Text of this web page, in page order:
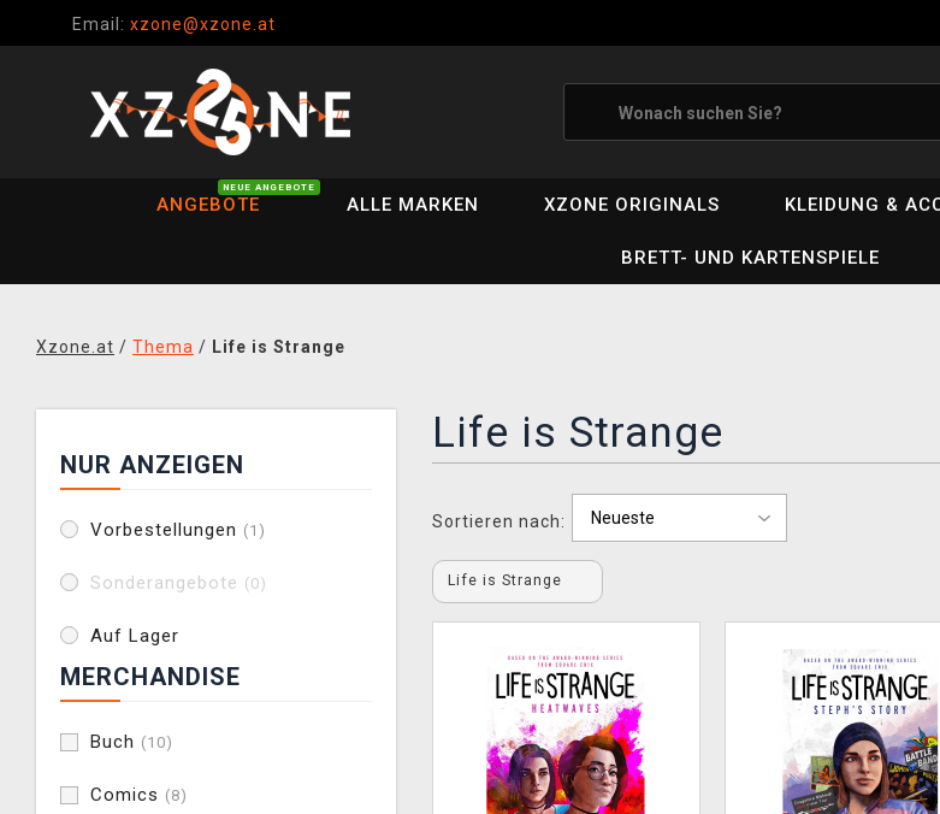
Email: xzone@xzone.at
ANGEBOTE
NEUE ANGEBOTE
ALLE MARKEN XZONE ORIGINALS KLEIDUNG &
BRETT- UND KARTENSPIELE
Xzone.at / Thema / Life is Strange
NUR ANZEIGEN
Vorbestellungen (1)
Sonderangebote (0)
Auf Lager
MERCHANDISE
Buch (10)
Comics (8)
Life is Strange
Sortieren nach:
Life is Strange